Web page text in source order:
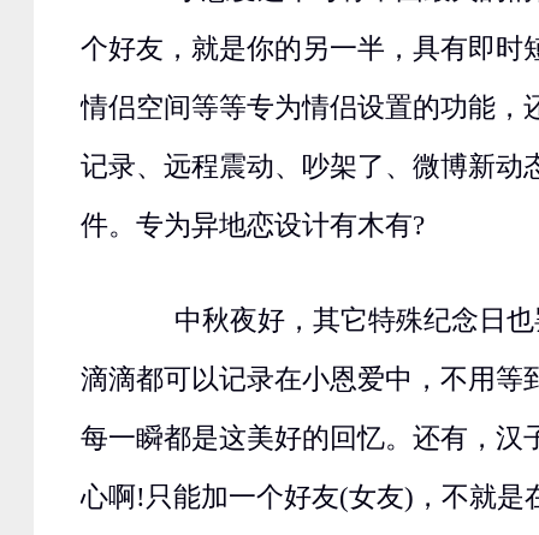
个好友，就是你的另一半，具有即时
情侣空间等等专为情侣设置的功能，
记录、远程震动、吵架了、微博新动
件。专为异地恋设计有木有?
中秋夜好，其它特殊纪念日也
滴滴都可以记录在小恩爱中，不用等
每一瞬都是这美好的回忆。还有，汉
心啊!只能加一个好友(女友)，不就是